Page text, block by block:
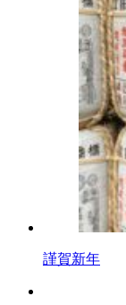
謹賀新年